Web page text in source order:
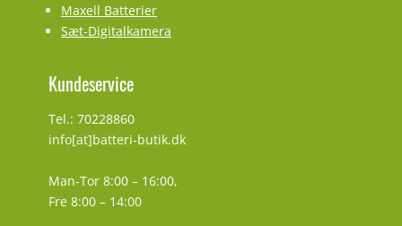
Maxell Batterier
Sæt-Digitalkamera
Kundeservice
Tel.: 70228860
info[at]batteri-butik.dk
Man-Tor 8:00 – 16:00,
Fre 8:00 – 14:00